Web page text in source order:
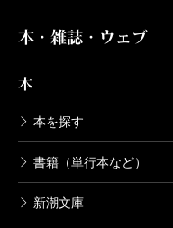
本・雑誌・ウェブ
本
本を探す
書籍（単行本など）
新潮文庫